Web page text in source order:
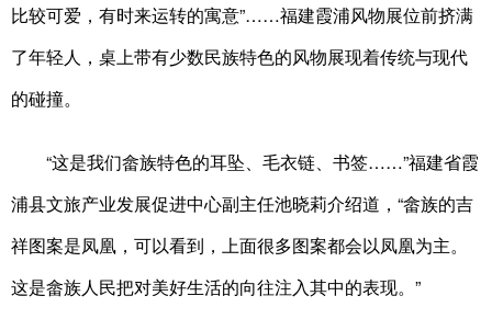
比较可爱，有时来运转的寓意”……福建霞浦风物展位前挤满
了年轻人，桌上带有少数民族特色的风物展现着传统与现代
的碰撞。
“这是我们畲族特色的耳坠、毛衣链、书签……”福建省霞
浦县文旅产业发展促进中心副主任池晓莉介绍道，“畲族的吉
祥图案是凤凰，可以看到，上面很多图案都会以凤凰为主。
这是畲族人民把对美好生活的向往注入其中的表现。”